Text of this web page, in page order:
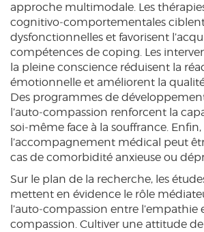
approche multimodale. Les
cognitivo‑comportementales
dysfonctionnelles et favorisent
compétences de coping. Les
la pleine conscience réduisent la
émotionnelle et améliorent la
Des programmes de
l’auto‑compassion renforcent la
soi‑même face à la souffrance. Enfin,
l’accompagnement médical peut
cas de comorbidité anxieuse ou
Sur le plan de la recherche, les
mettent en évidence le rôle
l’auto‑compassion entre l’empathie
compassion. Cultiver une attitude